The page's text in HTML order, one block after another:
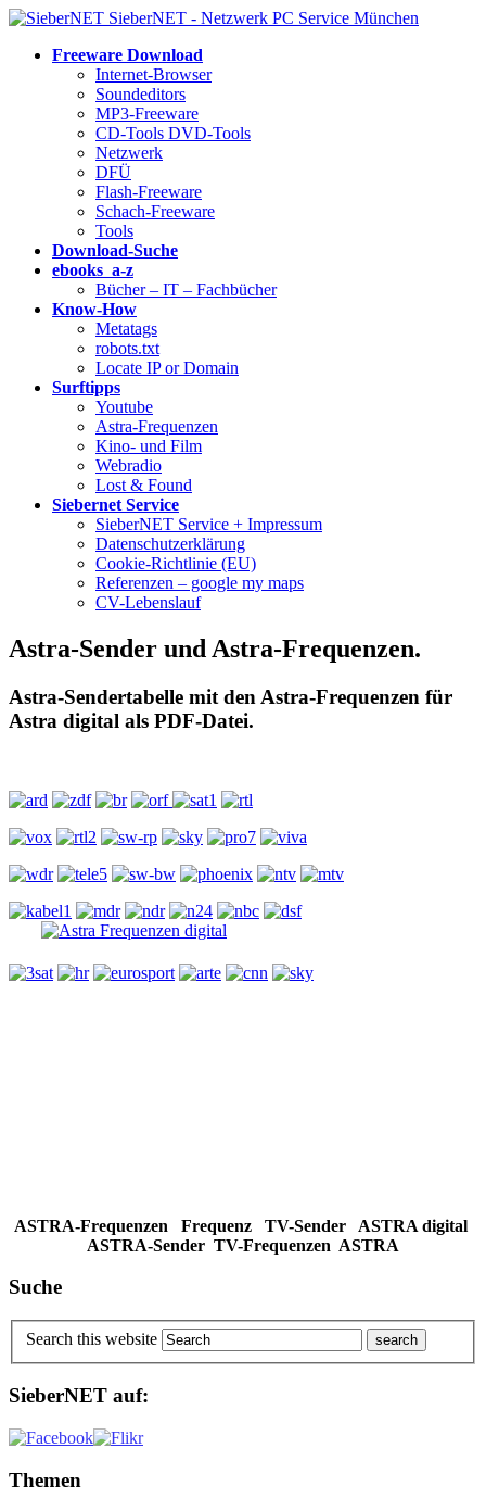
SieberNET - Netzwerk PC Service München
Freeware Download
Internet-Browser
Soundeditors
MP3-Freeware
CD-Tools DVD-Tools
Netzwerk
DFÜ
Flash-Freeware
Schach-Freeware
Tools
Download-Suche
ebooks a-z
Bücher – IT – Fachbücher
Know-How
Metatags
robots.txt
Locate IP or Domain
Surftipps
Youtube
Astra-Frequenzen
Kino- und Film
Webradio
Lost & Found
Siebernet Service
SieberNET Service + Impressum
Datenschutzerklärung
Cookie-Richtlinie (EU)
Referenzen – google my maps
CV-Lebenslauf
Astra-Sender und Astra-Frequenzen.
Astra-Sendertabelle mit den Astra-Frequenzen für
Astra digital als PDF-Datei.
ASTRA-Frequenzen Frequenz TV-Sender ASTRA digital
ASTRA-Sender TV-Frequenzen ASTRA
Suche
Search this website
SieberNET auf:
Themen